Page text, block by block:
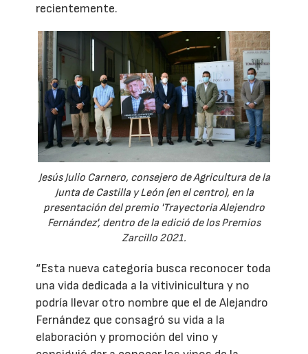
recientemente.
Jesús Julio Carnero, consejero de Agricultura de la
Junta de Castilla y León (en el centro), en la
presentación del premio 'Trayectoria Alejendro
Fernández', dentro de la edició de los Premios
Zarcillo 2021.
“Esta nueva categoría busca reconocer toda
una vida dedicada a la vitivinicultura y no
podría llevar otro nombre que el de Alejandro
Fernández que consagró su vida a la
elaboración y promoción del vino y